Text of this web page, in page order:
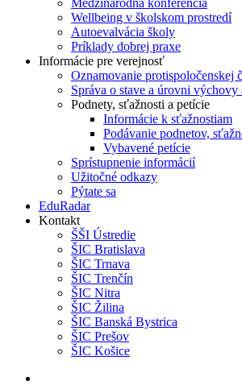
Medzinárodná konferencia
Wellbeing v školskom prostredí
Autoevalvácia školy
Príklady dobrej praxe
Informácie pre verejnosť
Oznamovanie protispoločenskej
Správa o stave a úrovni výchovy
Podnety, sťažnosti a petície
Informácie k sťažnostiam
Podávanie podnetov,
Vybavené petície
Sprístupnenie informácií
Užitočné odkazy
Pýtate sa
EduRadar
Kontakt
ŠŠI Ústredie
ŠIC Bratislava
ŠIC Trnava
ŠIC Trenčín
ŠIC Nitra
ŠIC Žilina
ŠIC Banská Bystrica
ŠIC Prešov
ŠIC Košice